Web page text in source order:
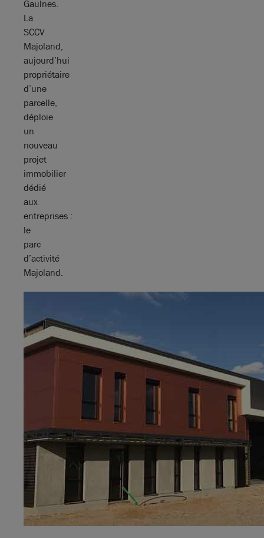
Gaulnes.
La
SCCV
Majoland,
aujourd’hui
propriétaire
d’une
parcelle,
déploie
un
nouveau
projet
immobilier
dédié
aux
entreprises :
le
parc
d’activité
Majoland.